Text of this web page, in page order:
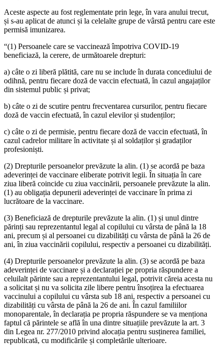
Aceste aspecte au fost reglementate prin lege, în vara anului trecut,
și s-au aplicat de atunci și la celelalte grupe de vârstă pentru care este
permisă imunizarea.
“(1) Persoanele care se vaccinează împotriva COVID-19
beneficiază, la cerere, de următoarele drepturi:
a) câte o zi liberă plătită, care nu se include în durata concediului de
odihnă, pentru fiecare doză de vaccin efectuată, în cazul angajaților
din sistemul public și privat;
b) câte o zi de scutire pentru frecventarea cursurilor, pentru fiecare
doză de vaccin efectuată, în cazul elevilor și studenților;
c) câte o zi de permisie, pentru fiecare doză de vaccin efectuată, în
cazul cadrelor militare în activitate și al soldaților și gradaților
profesioniști.
(2) Drepturile persoanelor prevăzute la alin. (1) se acordă pe baza
adeverinței de vaccinare eliberate potrivit legii. În situația în care
ziua liberă coincide cu ziua vaccinării, persoanele prevăzute la alin.
(1) au obligația depunerii adeverinței de vaccinare în prima zi
lucrătoare de la vaccinare.
(3) Beneficiază de drepturile prevăzute la alin. (1) și unul dintre
părinți sau reprezentantul legal al copilului cu vârsta de până la 18
ani, precum și al persoanei cu dizabilități cu vârsta de până la 26 de
ani, în ziua vaccinării copilului, respectiv a persoanei cu dizabilități.
(4) Drepturile persoanelor prevăzute la alin. (3) se acordă pe baza
adeverinței de vaccinare și a declarației pe propria răspundere a
celuilalt părinte sau a reprezentantului legal, potrivit căreia acesta nu
a solicitat și nu va solicita zile libere pentru însoțirea la efectuarea
vaccinului a copilului cu vârsta sub 18 ani, respectiv a persoanei cu
dizabilități cu vârsta de până la 26 de ani. În cazul familiilor
monoparentale, în declarația pe propria răspundere se va menționa
faptul că părintele se află în una dintre situațiile prevăzute la art. 3
din Legea nr. 277/2010 privind alocația pentru susținerea familiei,
republicată, cu modificările și completările ulterioare.